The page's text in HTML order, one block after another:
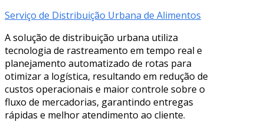
Serviço de Distribuição Urbana de Alimentos
A solução de distribuição urbana utiliza
tecnologia de rastreamento em tempo real e
planejamento automatizado de rotas para
otimizar a logística, resultando em redução de
custos operacionais e maior controle sobre o
fluxo de mercadorias, garantindo entregas
rápidas e melhor atendimento ao cliente.